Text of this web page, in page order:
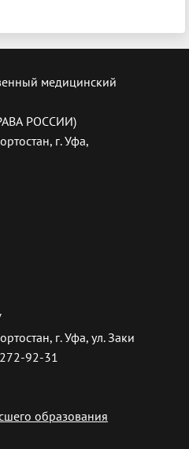
медицинский
РОССИИ)
г. Уфа,
г. Уфа, ул. Заки
92-31
образования